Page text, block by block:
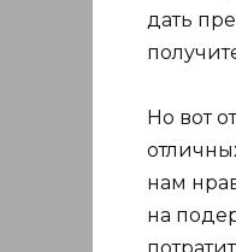
дать
Но вот
нам
на